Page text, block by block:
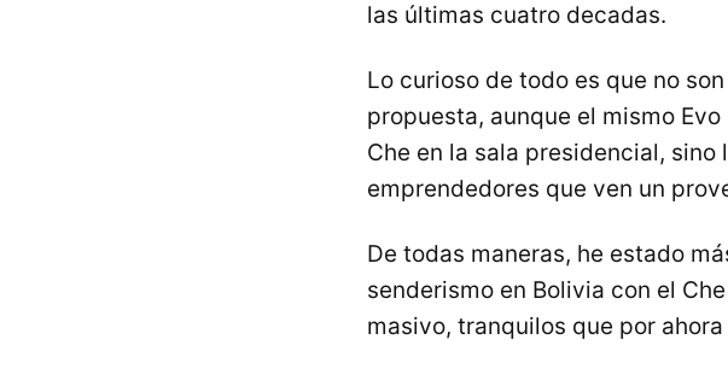
las últimas cuatro decadas.
Lo curioso de todo es que no
propuesta, aunque el mismo
Che en la sala presidencial,
emprendedores que ven un
De todas maneras, he estado
senderismo en Bolivia con el
masivo, tranquilos que por